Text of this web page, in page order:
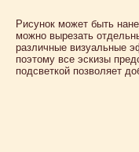
Рисунок может быть
можно вырезать
различные визуальные
поэтому все эскизы
подсветкой позволяет